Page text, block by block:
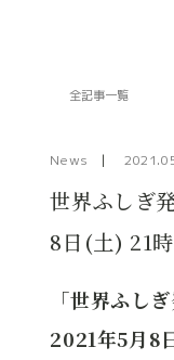
News
世界ふしぎ
8日(土) 21
「世界ふし
2021年5月8